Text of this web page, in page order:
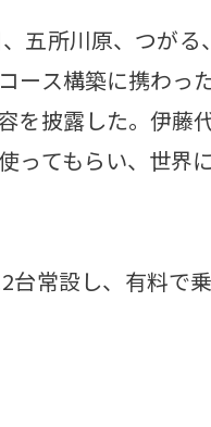
五所川原、つがる
ース構築に携わっ
を披露した。伊藤
ってもらい、世界
常設し、有料で